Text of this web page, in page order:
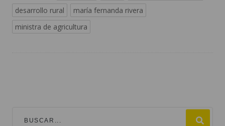
desarrollo rural
maría fernanda rivera
ministra de agricultura